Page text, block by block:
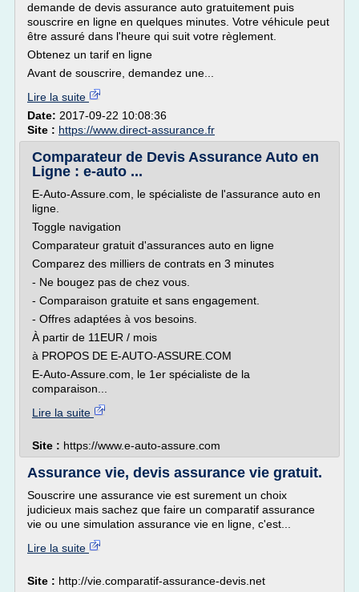
demande de devis assurance auto gratuitement puis
souscrire en ligne en quelques minutes. Votre véhicule peut
être assuré dans l'heure qui suit votre règlement.
Obtenez un tarif en ligne
Avant de souscrire, demandez une...
Lire la suite
Date: 2017-09-22 10:08:36
Site : https://www.direct-assurance.fr
Comparateur de Devis Assurance Auto en
Ligne : e-auto ...
E-Auto-Assure.com, le spécialiste de l'assurance auto en
ligne.
Toggle navigation
Comparateur gratuit d'assurances auto en ligne
Comparez des milliers de contrats en 3 minutes
- Ne bougez pas de chez vous.
- Comparaison gratuite et sans engagement.
- Offres adaptées à vos besoins.
À partir de 11EUR / mois
à PROPOS DE E-AUTO-ASSURE.COM
E-Auto-Assure.com, le 1er spécialiste de la
comparaison...
Lire la suite
Site : https://www.e-auto-assure.com
Assurance vie, devis assurance vie gratuit.
Souscrire une assurance vie est surement un choix
judicieux mais sachez que faire un comparatif assurance
vie ou une simulation assurance vie en ligne, c'est...
Lire la suite
Site : http://vie.comparatif-assurance-devis.net